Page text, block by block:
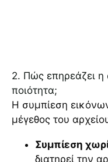
2. Πώς επηρεάζει η
ποιότητα;
Η συμπίεση
μέγεθος του
Συμπίεση
διατηρεί την